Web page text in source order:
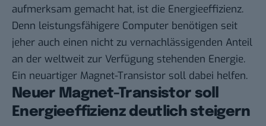
aufmerksam gemacht hat, ist die Energieeffizienz.
Denn leistungsfähigere Computer benötigen seit
jeher auch einen nicht zu vernachlässigenden Anteil
an der weltweit zur Verfügung stehenden Energie.
Ein neuartiger Magnet-Transistor soll dabei helfen.
Neuer Magnet-Transistor soll
Energieeffizienz deutlich steigern